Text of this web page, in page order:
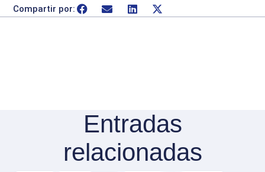
Compartir por:
Entradas
relacionadas